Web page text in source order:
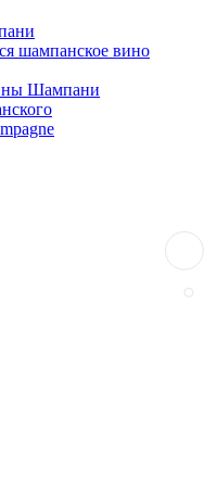
шампанское вино
Шампани